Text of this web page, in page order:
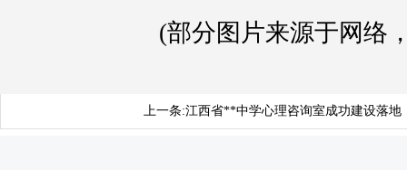
(部分图片来源于网络
上一条:江西省**中学心理咨询室成功建设落地